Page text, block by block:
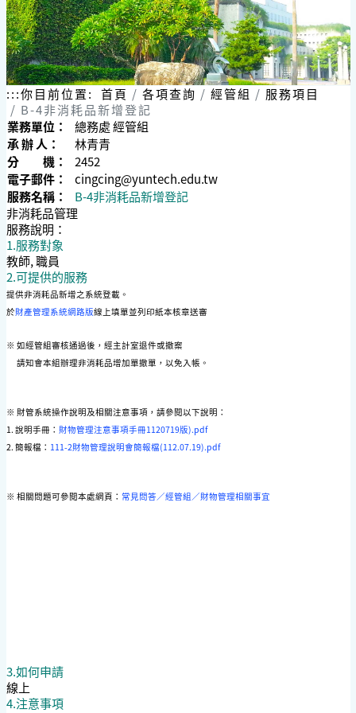
:::你目前位置: 首頁 各項查詢 經管組
服務項目
B-4非消耗品新增登記
業務單位：
總務處 經管組
承 辦 人：
林青青
分 機：
2452
電子郵件：
cingcing@yuntech.edu.tw
服務名稱：
B-4非消耗品新增登記
非消耗品管理
服務說明：
1.服務對象
教師, 職員
2.可提供的服務
提供非消耗品新增之系統登載。
於財產管理系統網路版線上填單並列印紙本核章送審
※ 如經管組審核通過後，經主計室退件或撤案
請知會本組辦理非消耗品增加單撤單，以免入帳。
※ 財管系統操作說明及相關注意事項，請參閱以下說明：
1. 說明手冊： 財物管理注意事項手冊1120719版).pdf
2. 簡報檔： 111-2財物管理說明會簡報檔(112.07.19).pdf
※ 相關問題可參閱本處網頁： 常見問答／經管組／財物管理相關事宜
3.如何申請
線上
4.注意事項